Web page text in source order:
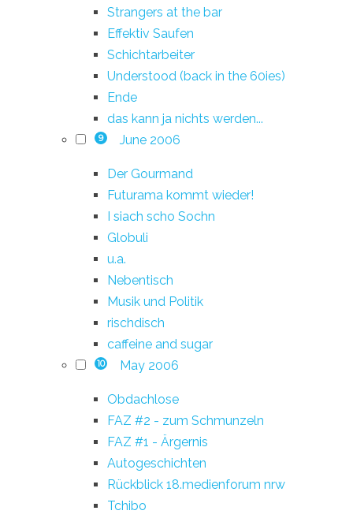
Strangers at the bar
Effektiv Saufen
Schichtarbeiter
Understood (back in the 60ies)
Ende
das kann ja nichts werden...
9 June 2006
Der Gourmand
Futurama kommt wieder!
I siach scho Sochn
Globuli
u.a.
Nebentisch
Musik und Politik
rischdisch
caffeine and sugar
10 May 2006
Obdachlose
FAZ #2 - zum Schmunzeln
FAZ #1 - Ärgernis
Autogeschichten
Rückblick 18.medienforum nrw
Tchibo